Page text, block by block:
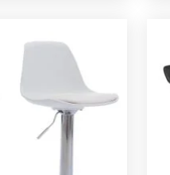
prijs
was:
€ 124,00.
prijs
is:
€ 85,00.